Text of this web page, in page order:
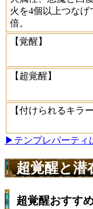
火を4個以上つな
倍。
【覚醒】
【超覚醒】
【付けられるキラー
▶テンプレパーティ
超覚醒と潜
超覚醒おすす